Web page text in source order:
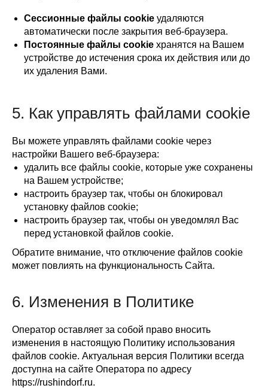
Сессионные файлы cookie удаляются
автоматически после закрытия веб-браузера.
Постоянные файлы cookie хранятся на Вашем
устройстве до истечения срока их действия или до
их удаления Вами.
5. Как управлять файлами cookie
Вы можете управлять файлами cookie через
настройки Вашего веб-браузера:
удалить все файлы cookie, которые уже сохранены
на Вашем устройстве;
настроить браузер так, чтобы он блокировал
установку файлов cookie;
настроить браузер так, чтобы он уведомлял Вас
перед установкой файлов cookie.
Обратите внимание, что отключение файлов cookie
может повлиять на функциональность Сайта.
6. Изменения в Политике
Оператор оставляет за собой право вносить
изменения в настоящую Политику использования
файлов cookie. Актуальная версия Политики всегда
доступна на сайте Оператора по адресу
https://rushindorf.ru.